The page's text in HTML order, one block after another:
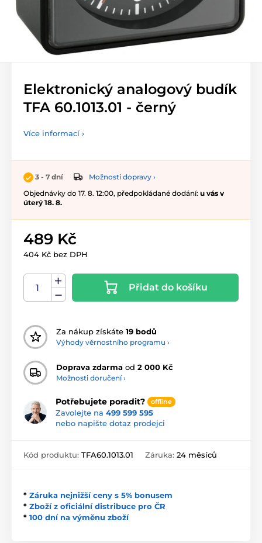
Elektronický analogový budík
TFA 60.1013.01 - černý
Více informací ›
3 - 7 dní
Možnosti dopravy ›
Objednávky do 17. 8. 12:00, předpokládané dodání: u vás v
úterý 18. 8.
489 Kč
404 Kč bez DPH
Přidat do košíku
Za nákup získáte 19 bodů
Výhody věrnostního programu ›
Doprava zdarma od 2 000 Kč
Možnosti doručení ›
Potřebujete poradit? offline
Zavolejte na 499 599 595
nebo napište dotaz prodejci
Kód produktu: TFA60.1013.01 Záruka: 24 měsíců
* Záruka nejnižší ceny s 5% bonusem
* Zboží z oficiální distribuce pro ČR
* 100 dní na výměnu zboží